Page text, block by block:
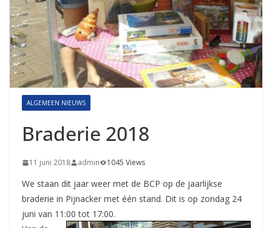
ALGEMEEN NIEUWS
Braderie 2018
11 juni 2018 admin 1045 Views
We staan dit jaar weer met de BCP op de jaarlijkse
braderie in Pijnacker met één stand. Dit is op zondag 24
juni van 11:00 tot 17:00.